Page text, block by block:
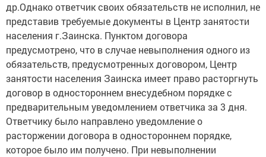
др.Однако ответчик своих обязательств не исполнил, не
представив требуемые документы в Центр занятости
населения г.Заинска. Пунктом договора
предусмотрено, что в случае невыполнения одного из
обязательств, предусмотренных договором, Центр
занятости населения Заинска имеет право расторгнуть
договор в одностороннем внесудебном порядке с
предварительным уведомлением ответчика за 3 дня.
Ответчику было направлено уведомление о
расторжении договора в одностороннем порядке,
которое было им получено. При невыполнении